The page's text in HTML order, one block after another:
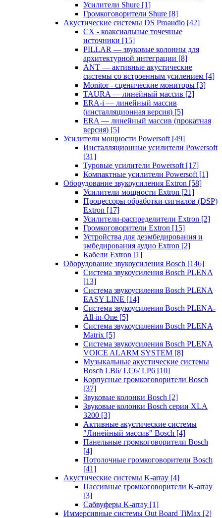
Усилители Shure [1]
Громкоговорители Shure [8]
Акустические системы DS Proaudio [42]
CX - коаксиальные точечные
источники [15]
PILLAR — звуковые колонны для
архитектурной интеграции [8]
ANT — активные акустические
системы со встроенным усилением [4]
Monitor - сценические мониторы [3]
TAURA — линейный массив [2]
ERA-i — линейный массив
(инсталляционная версия) [5]
ERA — линейный массив (прокатная
версия) [5]
Усилители мощности Powersoft [49]
Инсталляционные усилители Powersoft
[31]
Туровые усилители Powersoft [17]
Компактные усилители Powersoft [1]
Оборудование звукоусиления Extron [58]
Усилители мощности Extron [21]
Процессоры обработки сигналов (DSP)
Extron [17]
Усилители-распределители Extron [2]
Громкоговорители Extron [15]
Устройства для деэмбедирования и
эмбедирования аудио Extron [2]
Кабели Extron [1]
Оборудование звукоусиления Bosch [146]
Система звукоусиления Bosch PLENA
[13]
Система звукоусиления Bosch PLENA
EASY LINE [14]
Система звукоусиления Bosch PLENA-
All-in-One [5]
Система звукоусиления Bosch PLENA
Matrix [5]
Система звукоусиления Bosch PLENA
VOICE ALARM SYSTEM [8]
Музыкальные акустические системы
Bosch LB6/ LC6/ LP6 [10]
Корпусные громкоговорители Bosch
[37]
Звуковые колонки Bosch [2]
Звуковые колонки Bosch серии XLA
3200 [3]
Активные акустические системы
"Линейный массив" Bosch [4]
Панельные громкоговорители Bosch
[4]
Потолочные громкоговорители Bosch
[41]
Акустические системы K-array [4]
Пассивные громкоговорители K-array
[3]
Сабвуферы K-array [1]
Иммерсивные системы Out Board TiMax [2]